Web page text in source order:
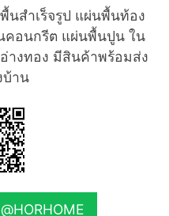
สำเร็จรูป แผ่นพื้นท้อง
คอนกรีต แผ่นพื้นปูน ใน
างทอง มีสินค้าพร้อมส่ง
บ้าน